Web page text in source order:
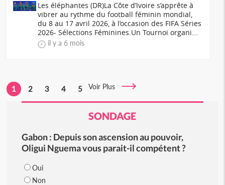
Les éléphantes (DR)La Côte d’Ivoire s’apprête à
vibrer au rythme du football féminin mondial,
du 8 au 17 avril 2026, à l’occasion des FIFA Séries
2026- Sélections Féminines.Un Tournoi organi...
il y a 6 mois
1 2 3 4 5 Voir Plus
SONDAGE
Gabon : Depuis son ascension au pouvoir,
Oligui Nguema vous parait-il compétent ?
Oui
Non